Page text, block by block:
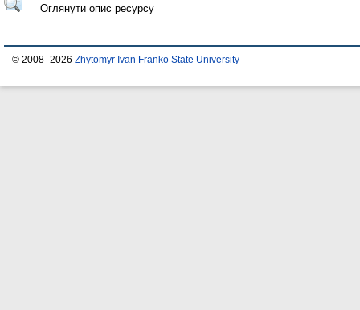
Оглянути опис ресурсу
© 2008–2026 Zhytomyr Ivan Franko State University